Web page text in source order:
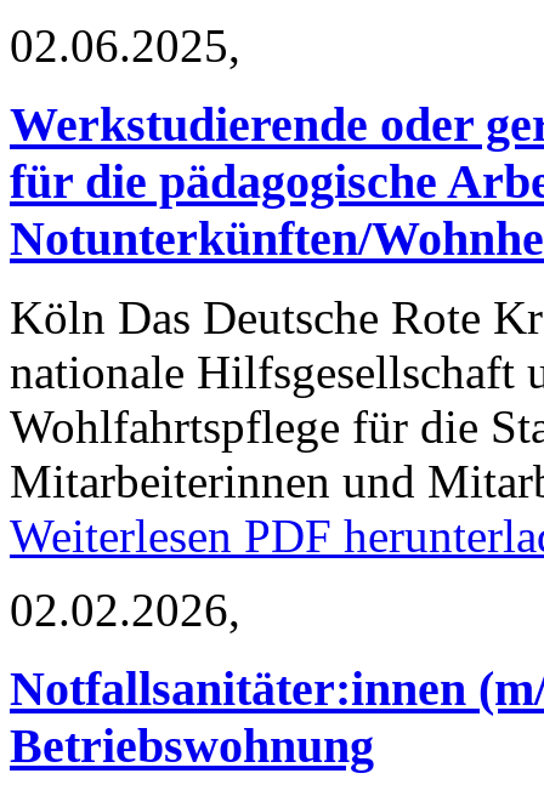
02.06.2025,
Werkstudierende oder
für die pädagogische
Notunterkünften/
Köln Das Deutsche Rote
nationale Hilfsgesellschaft
Wohlfahrtspflege für die
Mitarbeiterinnen und
Weiterlesen PDF
02.02.2026,
Notfallsanitäter:innen
Betriebswohnung